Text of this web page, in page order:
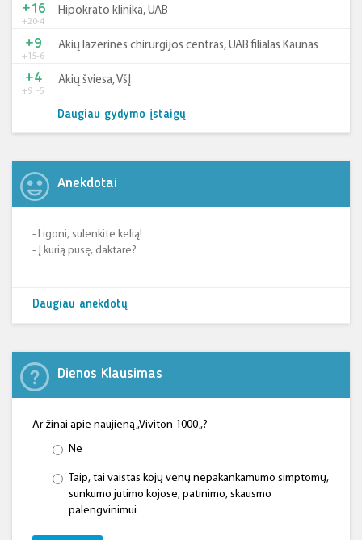
+20-4
+16 Hipokrato klinika, UAB
+15-6
+9 Akių lazerinės chirurgijos centras, UAB filialas Kaunas
+9 -5
+4 Akių šviesa, VšĮ
Daugiau gydymo įstaigų
Anekdotai
- Ligoni, sulenkite kelią!
- Į kurią pusę, daktare?
Daugiau anekdotų
Dienos Klausimas
Ar žinai apie naujieną „Viviton 1000 „?
Ne
Taip, tai vaistas kojų venų nepakankamumo simptomų,
sunkumo jutimo kojose, patinimo, skausmo
palengvinimui